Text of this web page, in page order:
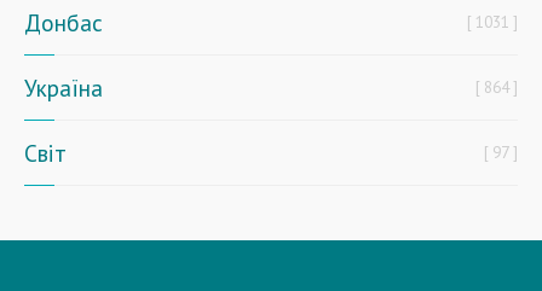
Донбас 1031
Україна 864
Світ 97